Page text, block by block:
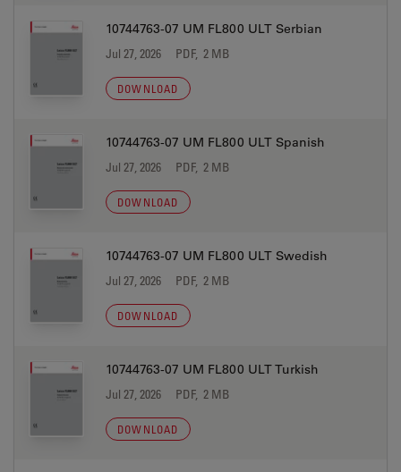
10744763-07 UM FL800 ULT Serbian
Jul 27, 2026 PDF, 2 MB
DOWNLOAD
10744763-07 UM FL800 ULT Spanish
Jul 27, 2026 PDF, 2 MB
DOWNLOAD
10744763-07 UM FL800 ULT Swedish
Jul 27, 2026 PDF, 2 MB
DOWNLOAD
10744763-07 UM FL800 ULT Turkish
Jul 27, 2026 PDF, 2 MB
DOWNLOAD